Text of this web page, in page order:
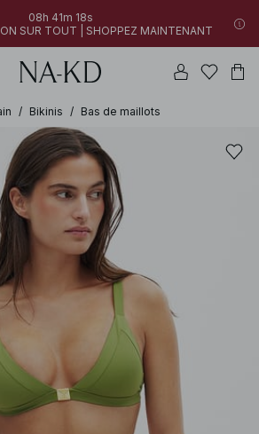
08h 41m 18s
SUR TOUT | SHOPPEZ MAINTENANT
/ Bikinis / Bas de maillots